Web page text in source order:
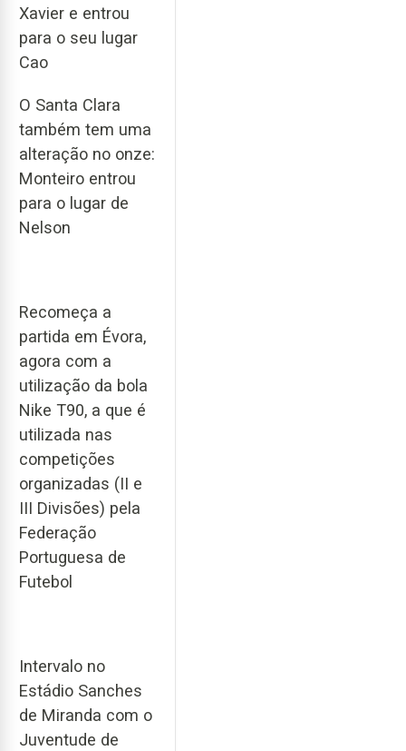
Xavier e entrou
para o seu lugar
Cao
O Santa Clara
também tem uma
alteração no onze:
Monteiro entrou
para o lugar de
Nelson
Recomeça a
partida em Évora,
agora com a
utilização da bola
Nike T90, a que é
utilizada nas
competições
organizadas (II e
III Divisões) pela
Federação
Portuguesa de
Futebol
Intervalo no
Estádio Sanches
de Miranda com o
Juventude de